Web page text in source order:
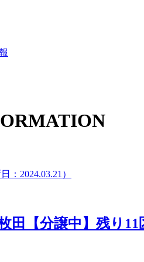
： 2024.03.21 ）
田【分譲中】残り11